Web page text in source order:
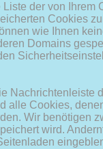
der von Ihrem
Cookies
wie Ihnen
Domains
Nachrichtenleiste
alle Cookies,
Wir benötigen
wird.